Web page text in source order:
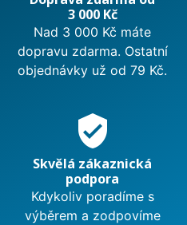
3 000 Kč
Nad 3 000 Kč máte
dopravu zdarma. Ostatní
objednávky už od 79 Kč.
verified_user
Skvělá zákaznická
podpora
Kdykoliv poradíme s
výběrem a zodpovíme